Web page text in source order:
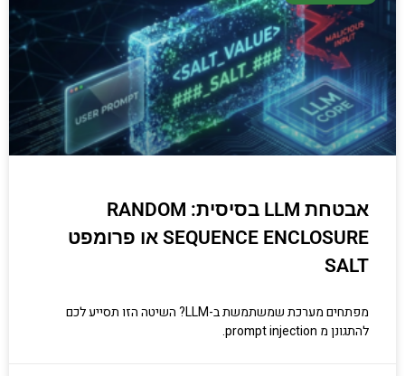
קריפטוגרפיה, ביצועים, אבטחת מידע ומידע
יסודי וחשוב שגם מתכנתים מנוסים לא תמיד
יודעים.
הכנסו עכשיו
אבטחת LLM בסיסית: RANDOM
SEQUENCE ENCLOSURE או פרומפט
SALT
מפתחים מערכת שמשתמשת ב-LLM? השיטה הזו תסייע לכם
להתגונן מ prompt injection.